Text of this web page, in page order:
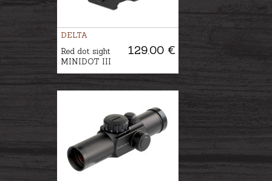
DELTA
129.00 €
Red dot sight
MINIDOT III